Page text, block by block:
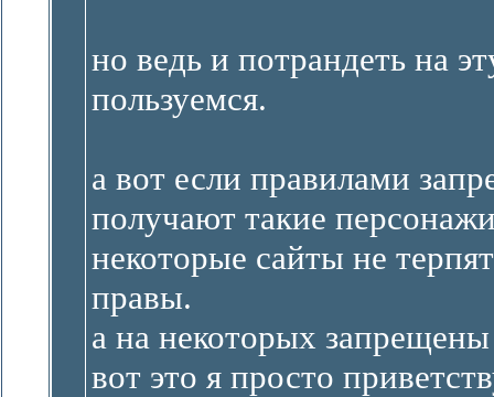
но ведь и потрандеть на
пользуемся.
а вот если правилами
получают такие
некоторые сайты не
правы.
а на некоторых
вот это я просто